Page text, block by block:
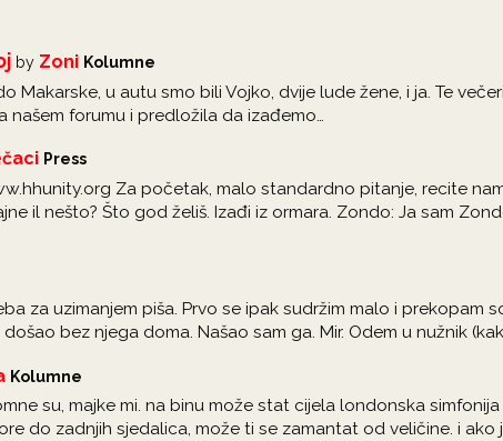
by Zoni Kolumne
Makarske, u autu smo bili Vojko, dvije lude žene, i ja. Te
našem forumu i predložila da izađemo…
Press
Za početak, malo standardno pitanje, recite
il nešto? Što god želiš. Izađi iz ormara. Zondo: Ja sam
za uzimanjem piša. Prvo se ipak sudržim malo i prekopam
bez njega doma. Našao sam ga. Mir. Odem u nužnik
Kolumne
su, majke mi. na binu može stat cijela londonska
do zadnjih sjedalica, može ti se zamantat od veličine. i ako